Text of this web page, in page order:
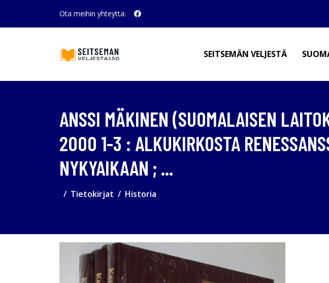
Ota meihin yhteyttä:
SEITSEMÄN VELJESTÄ
ANSSI MÄKINEN (SUOMALAISEN
2000 1-3 : ALKUKIRKOSTA
NYKYAIKAAN ; ...
Tietokirjat Historia